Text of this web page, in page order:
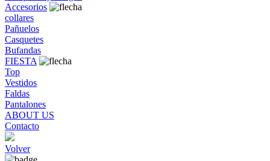
Accesorios
collares
Pañuelos
Casquetes
Bufandas
FIESTA
Top
Vestidos
Faldas
Pantalones
ABOUT US
Contacto
Volver